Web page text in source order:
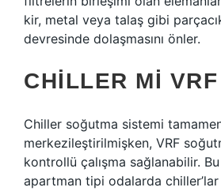
kir, metal veya talaş gibi
devresinde dolaşmasını önler.
CHILLER MI
Chiller soğutma sistemi
merkezileştirilmişken, VRF
kontrollü çalışma sağlanabilir.
apartman tipi odalarda